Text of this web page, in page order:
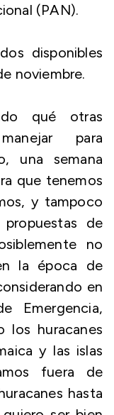
(PAN).
disponibles
noviembre.
qué otras
para
una semana
que tenemos
y tampoco
de
no
la época de
en
Emergencia,
los huracanes
y las islas
fuera de
hasta